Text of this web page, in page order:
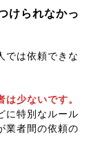
けられなかっ
では依頼できな
少ないです。
に特別なルール
業者間の依頼の